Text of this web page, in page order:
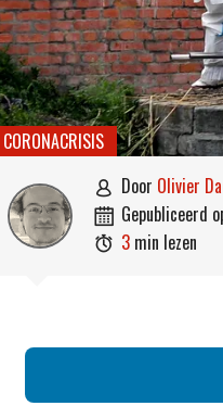
CORONACRISIS
 door Olivier
 gepubliceerd
 3 min lezen